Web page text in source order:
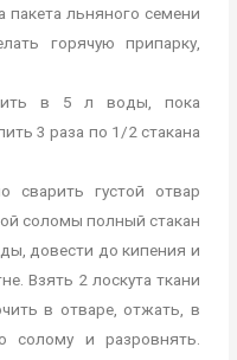
льняного семени
горячую припарку,
в 5 л воды, пока
3 раза по 1/2 стакана
сварить густой отвар
соломы полный стакан
довести до кипения и
Взять 2 лоскута ткани
в отваре, отжать, в
солому и разровнять.